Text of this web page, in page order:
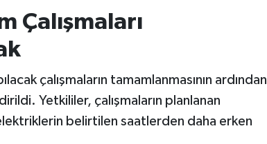
Çalışmaları
çalışmaların tamamlanmasının ardından
Yetkililer, çalışmaların planlanan
belirtilen saatlerden daha erken